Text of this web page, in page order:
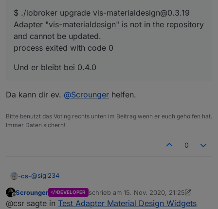
$ ./iobroker upgrade vis-materialdesign@0.3.19
Adapter "vis-materialdesign" is not in the repository
and cannot be updated.
process exited with code 0
Und er bleibt bei 0.4.0
Da kann dir ev. @Scrounger helfen.
Bitte benutzt das Voting rechts unten im Beitrag wenn er euch geholfen hat.
Immer Daten sichern!
0
-cs-@sigi234
Ja, das machte ich, dann kam die Meldung wie oben
geschrieben:
Scrounger DEVELOPER schrieb am 15. Nov. 2020, 21:25
zuletzt editiert von Scrounger
@csr sagte in Test Adapter Material Design Widgets